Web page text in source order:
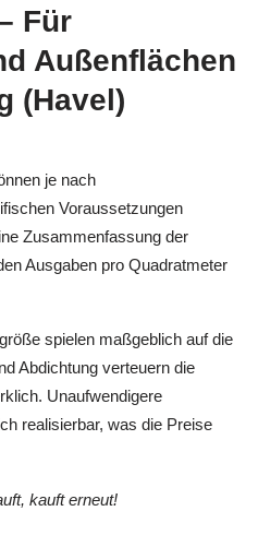
Für
Außenflächen
(Havel)
je nach
Voraussetzungen
Zusammenfassung der
Ausgaben pro Quadratmeter
spielen maßgeblich auf die
Abdichtung verteuern die
Unaufwendigere
realisierbar, was die Preise
kauft erneut!